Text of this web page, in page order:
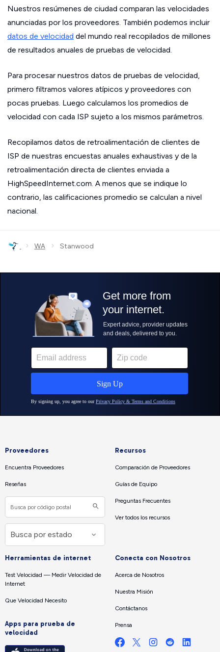
Nuestros resúmenes de ciudad comparan las velocidades
anunciadas por los proveedores. También podemos incluir
datos de velocidad del mundo real recopilados de millones
de resultados anuales de pruebas de velocidad.
Para procesar nuestros datos de pruebas de velocidad,
primero filtramos valores atípicos y proveedores con
pocas pruebas. Luego calculamos los promedios de
velocidad con cada ISP sujeto a los mismos parámetros.
Recopilamos datos de retroalimentación de clientes de
ISP de nuestras encuestas anuales exhaustivas y de la
retroalimentación directa de clientes enviada a
HighSpeedInternet.com. A menos que se indique lo
contrario, las calificaciones promedio se calculan a nivel
nacional.
› WA › Stanwood
Proveedores
Encuentra Proveedores
Reseñas
Recursos
Comparación de Proveedores
Guías de Equipo
Preguntas Frecuentes
Ver todos los recursos
Herramientas de internet
Test Velocidad — Medir Velocidad de
Internet
Que Velocidad Necesito
Apps para prueba de
velocidad
Conecta con Nosotros
Acerca de Nosotros
Nuestra Misión
Contáctanos
Prensa